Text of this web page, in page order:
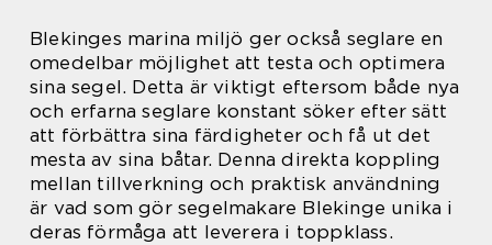
Blekinges marina miljö ger också seglare en
omedelbar möjlighet att testa och optimera
sina segel. Detta är viktigt eftersom både nya
och erfarna seglare konstant söker efter sätt
att förbättra sina färdigheter och få ut det
mesta av sina båtar. Denna direkta koppling
mellan tillverkning och praktisk användning
är vad som gör segelmakare Blekinge unika i
deras förmåga att leverera i toppklass.